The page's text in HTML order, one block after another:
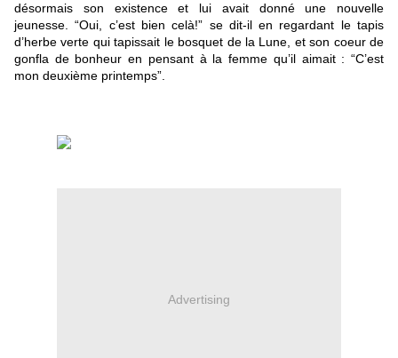
désormais son existence et lui avait donné une nouvelle
jeunesse. “Oui, c’est bien celà!” se dit-il en regardant le tapis
d’herbe verte qui tapissait le bosquet de la Lune, et son coeur de
gonfla de bonheur en pensant à la femme qu’il aimait : “C’est
mon deuxième printemps”.
Advertising